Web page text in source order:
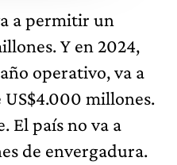
a permitir un
Y en 2024,
operativo, va a
millones.
El país no va a
de envergadura.